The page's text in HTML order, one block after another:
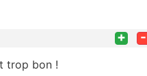
+ -
trop bon !